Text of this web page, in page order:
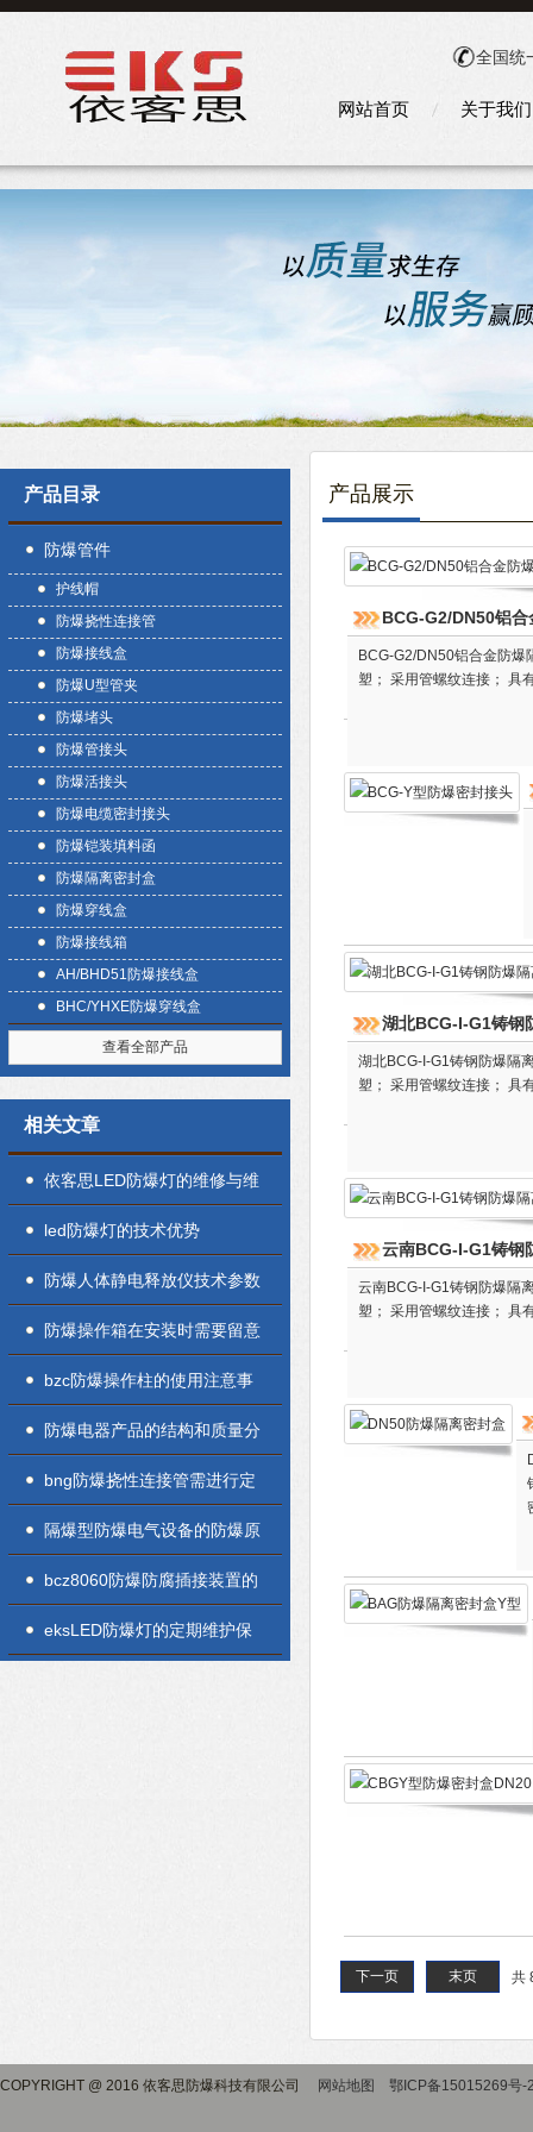
全国统
网站首页 关于我们
产品目录
防爆管件
护线帽
防爆挠性连接管
防爆接线盒
防爆U型管夹
防爆堵头
防爆管接头
防爆活接头
防爆电缆密封接头
防爆铠装填料函
防爆隔离密封盒
防爆穿线盒
防爆接线箱
AH/BHD51防爆接线盒
BHC/YHXE防爆穿线盒
查看全部产品
相关文章
依客思LED防爆灯的维修与维
护
led防爆灯的技术优势
防爆人体静电释放仪技术参数
防爆操作箱在安装时需要留意
的难题解决方法
bzc防爆操作柱的使用注意事
项及防水措施介绍
防爆电器产品的结构和质量分
析
bng防爆挠性连接管需进行定
期的例行检验
隔爆型防爆电气设备的防爆原
理
bcz8060防爆防腐插接装置的
正确使用方法介绍
eksLED防爆灯的定期维护保
产品展示
BCG-G2/DN50铝
BCG-G2/DN50铝合金防
塑； 采用管螺纹连接； 具
湖北BCG-I-G1铸钢
湖北BCG-I-G1铸钢防爆隔
塑； 采用管螺纹连接； 具
云南BCG-I-G1铸钢
云南BCG-I-G1铸钢防爆隔
塑； 采用管螺纹连接； 具
共
下一页 末页
COPYRIGHT @ 2016 依客思防爆科技有限公司 网站地图 鄂ICP备15015269号-